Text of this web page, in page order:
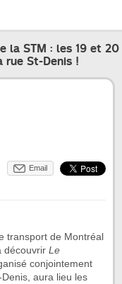
la STM : les 19 et 20
rue St-Denis !
Email
transport de Montréal
découvrir Le
conjointement
aura lieu les